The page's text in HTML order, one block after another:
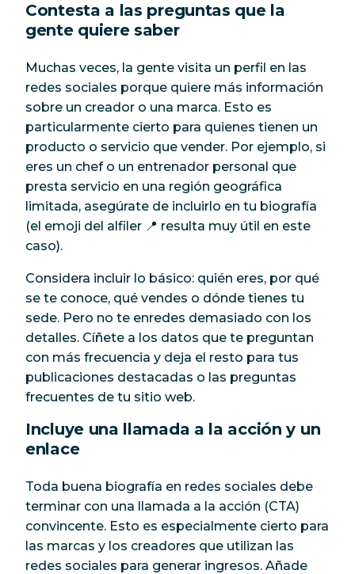
Contesta a las preguntas que la
gente quiere saber
Muchas veces, la gente visita un perfil en las
redes sociales porque quiere más información
sobre un creador o una marca. Esto es
particularmente cierto para quienes tienen un
producto o servicio que vender. Por ejemplo, si
eres un chef o un entrenador personal que
presta servicio en una región geográfica
limitada, asegúrate de incluirlo en tu biografía
(el emoji del alfiler 📍 resulta muy útil en este
caso).
Considera incluir lo básico: quién eres, por qué
se te conoce, qué vendes o dónde tienes tu
sede. Pero no te enredes demasiado con los
detalles. Cíñete a los datos que te preguntan
con más frecuencia y deja el resto para tus
publicaciones destacadas o las preguntas
frecuentes de tu sitio web.
Incluye una llamada a la acción y un
enlace
Toda buena biografía en redes sociales debe
terminar con una llamada a la acción (CTA)
convincente. Esto es especialmente cierto para
las marcas y los creadores que utilizan las
redes sociales para generar ingresos. Añade